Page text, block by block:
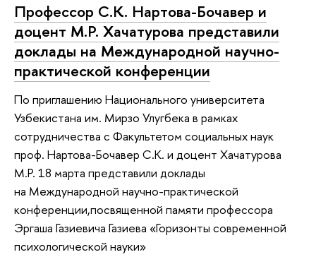
Профессор С.К. Нартова-Бочавер и
доцент М.Р. Хачатурова представили
доклады на Международной научно-
практической конференции
По приглашению Национального университета
Узбекистана им. Мирзо Улугбека в рамках
сотрудничества с Факультетом социальных наук
проф. Нартова-Бочавер С.К. и доцент Хачатурова
М.Р. 18 марта представили доклады
на Международной научно-практической
конференции,посвященной памяти профессора
Эргаша Газиевича Газиева «Горизонты современной
психологической науки»